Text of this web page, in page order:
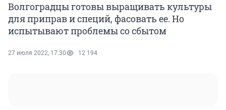
Волгоградцы готовы выращивать культуры
для приправ и специй, фасовать ее. Но
испытывают проблемы со сбытом
27 июля 2022, 17:30 12 194